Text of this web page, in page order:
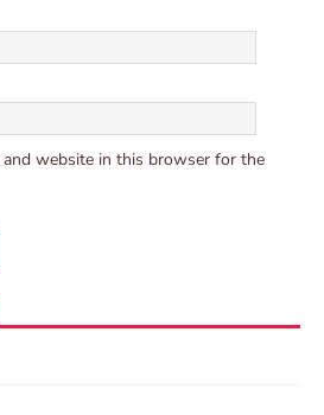
and website in this browser for the